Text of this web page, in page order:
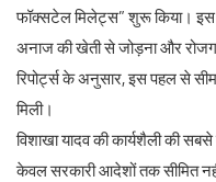
फॉक्सटेल मिलेट्स” शुरू किया। इस
अनाज की खेती से जोड़ना और
रिपोर्ट्स के अनुसार, इस पहल से
मिली।
विशाखा यादव की कार्यशैली की
केवल सरकारी आदेशों तक सीमित